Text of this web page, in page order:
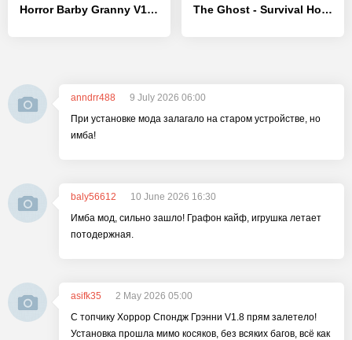
Horror Barby Granny V1.8 Scary - [Взлом/МОД Unlocked] The Ghost - Survival Horror - [Взлом/МОД Меню]
anndrr488
9 July 2026 06:00
При установке мода залагало на старом устройстве, но
имба!
baly56612
10 June 2026 16:30
Имба мод, сильно зашло! Графон кайф, игрушка летает
потодержная.
asifk35
2 May 2026 05:00
С топчику Хоррор Спондж Грэнни V1.8 прям залетело!
Установка прошла мимо косяков, без всяких багов, всё как